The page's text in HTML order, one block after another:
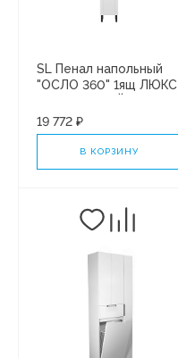
SL Пенал напольный
"ОСЛО 360" 1ящ ЛЮКС
ПЛЮС
19 772 ₽
В КОРЗИНУ